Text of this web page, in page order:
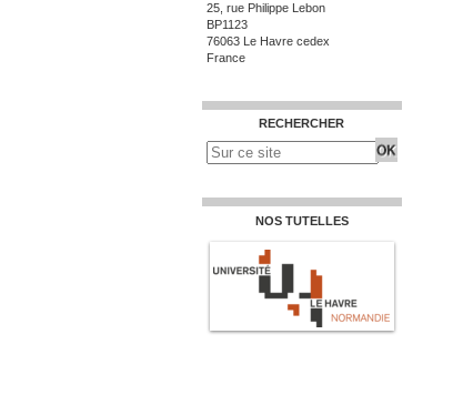
25, rue Philippe Lebon
BP1123
76063 Le Havre cedex
France
RECHERCHER
NOS TUTELLES